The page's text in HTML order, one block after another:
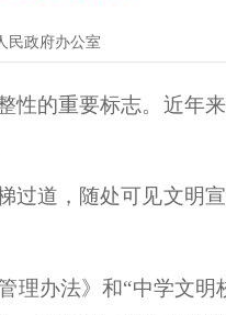
民政府办公室
性的重要标志。近年
过道，随处可见文明
理办法》和“中学文明